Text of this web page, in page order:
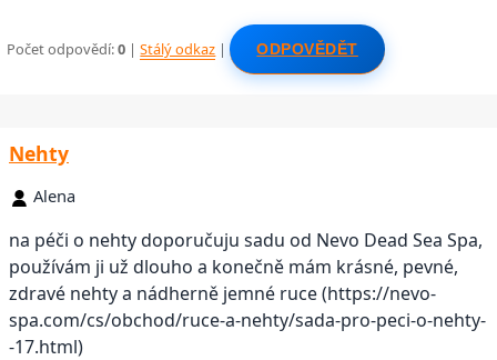
Počet odpovědí:0 |Stálý odkaz | ODPOVĚDĚT
Nehty
Alena
na péči o nehty doporučuju sadu od Nevo Dead Sea Spa,
používám ji už dlouho a konečně mám krásné, pevné,
zdravé nehty a nádherně jemné ruce (https://nevo-
spa.com/cs/obchod/ruce-a-nehty/sada-pro-peci-o-nehty-
-17.html)